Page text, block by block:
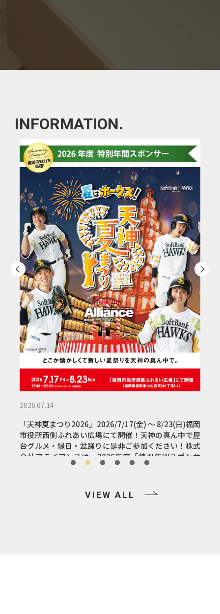
INFORMATION.
2026.07.09
夏季休暇のお知らせ
VIEW ALL